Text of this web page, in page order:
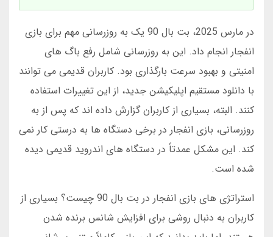
در مارس 2025، بت بال 90 یک به روزرسانی مهم برای بازی
انفجار انجام داد. این به روزرسانی شامل رفع باگ های
امنیتی و بهبود سرعت بارگذاری بود. کاربران قدیمی می توانند
با دانلود مستقیم اپلیکیشن جدید، از این تغییرات استفاده
کنند. البته، بسیاری از کاربران گزارش داده اند که پس از به
روزرسانی، بازی انفجار در برخی دستگاه ها به درستی کار نمی
کند. این مشکل عمدتاً در دستگاه های اندروید قدیمی دیده
شده است.
استراتژی های بازی انفجار در بت بال 90 چیست؟ بسیاری از
کاربران به دنبال روشی برای افزایش شانس برنده شدن